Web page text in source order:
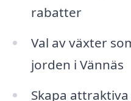
rabatter
Val av växter
jorden i Vännäs
Skapa